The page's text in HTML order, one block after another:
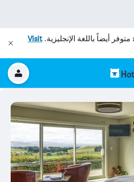
متوفر أيضاً باللغة الإنجليزية.Visit